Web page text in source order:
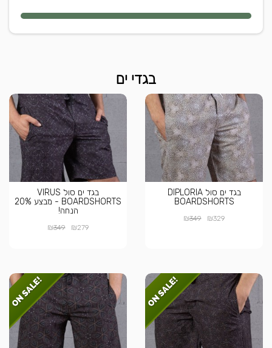
בגדי ים
בגד ים סול DIPLORIA
BOARDSHORTS
₪329
₪349
בגד ים סול VIRUS
BOARDSHORTS - מבצע 20%
הנחה!
₪279
₪349